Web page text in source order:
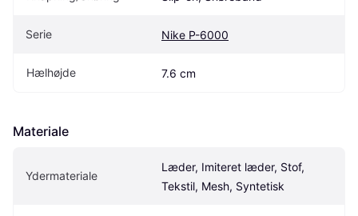
Serie Nike P-6000
Hælhøjde 7.6 cm
Materiale
Ydermateriale
Læder, Imiteret læder, Stof,
Tekstil, Mesh, Syntetisk